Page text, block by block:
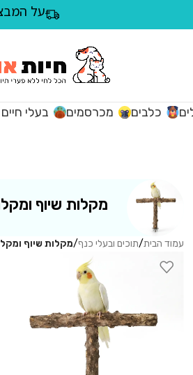
על
כלבים מכרסמים בעלי
מקלות שיוף
עמוד הבית/תוכים ובעלי כנף/מקלות שיוף